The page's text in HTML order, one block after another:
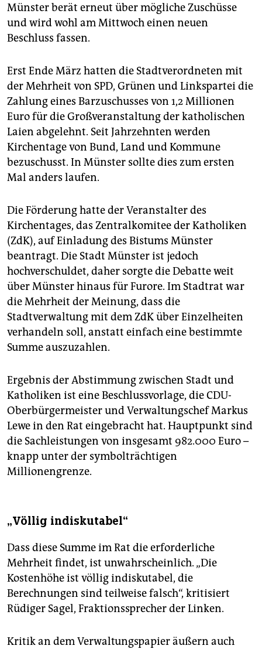
genossenschaft
epaper login
Münster berät erneut über mögliche Zuschüsse
und wird wohl am Mittwoch einen neuen
Beschluss fassen.
Erst Ende März hatten die Stadtverordneten mit
der Mehrheit von SPD, Grünen und Linkspartei die
Zahlung eines Barzuschusses von 1,2 Millionen
Euro für die Großveranstaltung der katholischen
Laien abgelehnt. Seit Jahrzehnten werden
Kirchentage von Bund, Land und Kommune
bezuschusst. In Münster sollte dies zum ersten
Mal anders laufen.
Die Förderung hatte der Veranstalter des
Kirchentages, das Zentralkomitee der Katholiken
(ZdK), auf Einladung des Bistums Münster
beantragt. Die Stadt Münster ist jedoch
hochverschuldet, daher sorgte die Debatte weit
über Münster hinaus für Furore. Im Stadtrat war
die Mehrheit der Meinung, dass die
Stadtverwaltung mit dem ZdK über Einzelheiten
verhandeln soll, anstatt einfach eine bestimmte
Summe auszuzahlen.
Ergebnis der Abstimmung zwischen Stadt und
Katholiken ist eine Beschlussvorlage, die CDU-
Oberbürgermeister und Verwaltungschef Markus
Lewe in den Rat eingebracht hat. Hauptpunkt sind
die Sachleistungen von insgesamt 982.000 Euro –
knapp unter der symbolträchtigen
Millionengrenze.
„Völlig indiskutabel“
Dass diese Summe im Rat die erforderliche
Mehrheit findet, ist unwahrscheinlich. „Die
Kostenhöhe ist völlig indiskutabel, die
Berechnungen sind teilweise falsch“, kritisiert
Rüdiger Sagel, Fraktionssprecher der Linken.
Kritik an dem Verwaltungspapier äußern auch